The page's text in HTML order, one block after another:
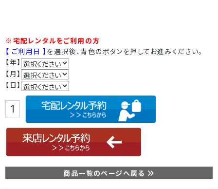
※宅配レンタルをご利用の方
【 ご利用日 】 を選択後、青色のボタンを押してお進みください。
【年】
【月】
【日】
商品一覧のページへ戻る